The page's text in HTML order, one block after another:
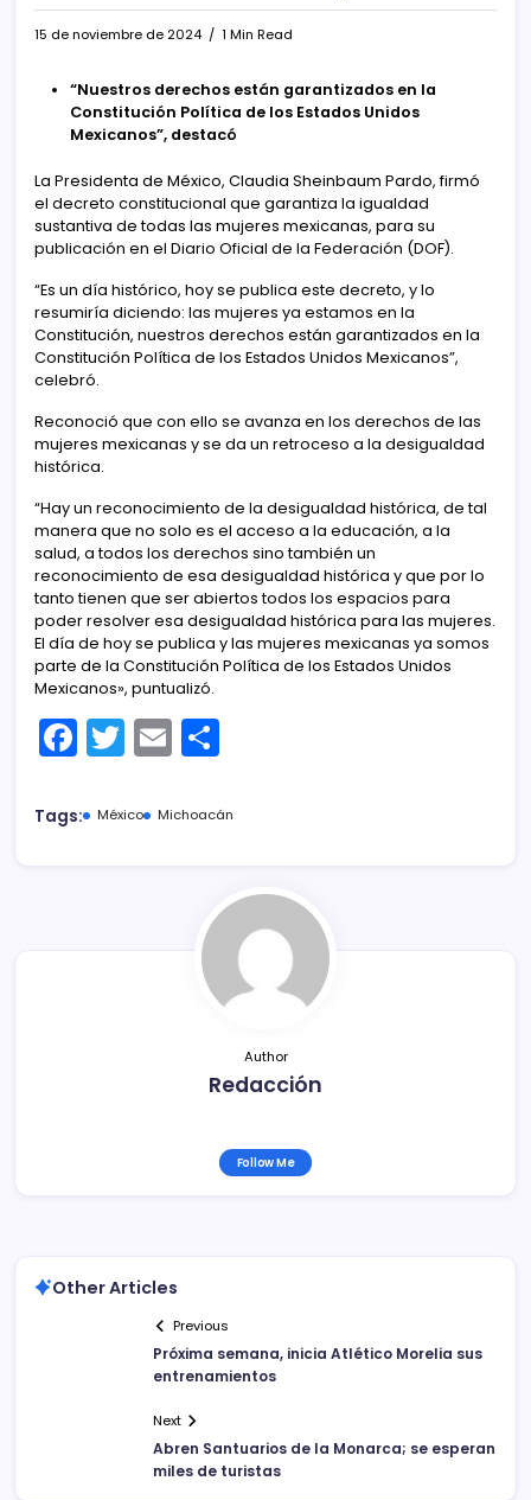
15 de noviembre de 2024 1 Min Read
“Nuestros derechos están garantizados en la
Constitución Política de los Estados Unidos
Mexicanos”, destacó
La Presidenta de México, Claudia Sheinbaum Pardo, firmó
el decreto constitucional que garantiza la igualdad
sustantiva de todas las mujeres mexicanas, para su
publicación en el Diario Oficial de la Federación (DOF).
“Es un día histórico, hoy se publica este decreto, y lo
resumiría diciendo: las mujeres ya estamos en la
Constitución, nuestros derechos están garantizados en la
Constitución Política de los Estados Unidos Mexicanos”,
celebró.
Reconoció que con ello se avanza en los derechos de las
mujeres mexicanas y se da un retroceso a la desigualdad
histórica.
“Hay un reconocimiento de la desigualdad histórica, de tal
manera que no solo es el acceso a la educación, a la
salud, a todos los derechos sino también un
reconocimiento de esa desigualdad histórica y que por lo
tanto tienen que ser abiertos todos los espacios para
poder resolver esa desigualdad histórica para las mujeres.
El día de hoy se publica y las mujeres mexicanas ya somos
parte de la Constitución Política de los Estados Unidos
Mexicanos», puntualizó.
F
a
c
T
w
itt
E
m
ai m
ar
tir
Tags: México Michoacán
Author
Redacción
Follow Me
Other Articles
Previous
Próxima semana, inicia Atlético Morelia sus
entrenamientos
Next
Abren Santuarios de la Monarca; se esperan
miles de turistas